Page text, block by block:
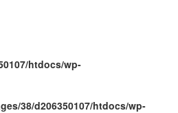
htdocs/wp-
38/d206350107/htdocs/wp-